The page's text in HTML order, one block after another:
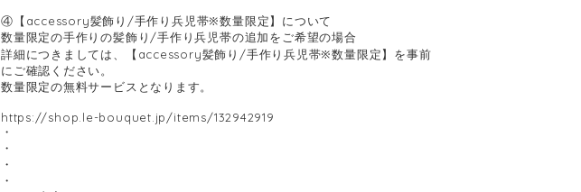
④【accessory髪飾り/手作り兵児帯※数量限定】について
数量限定の手作りの髪飾り/手作り兵児帯の追加をご希望の場合
詳細につきましては、【accessory髪飾り/手作り兵児帯※数量限定】を事前
にご確認ください。
数量限定の無料サービスとなります。
https://shop.le-bouquet.jp/items/132942919
・
・
・
・